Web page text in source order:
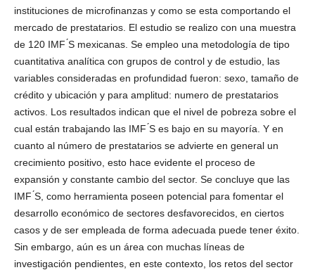
instituciones de microfinanzas y como se esta comportando el
mercado de prestatarios. El estudio se realizo con una muestra
de 120 IMF ́S mexicanas. Se empleo una metodología de tipo
cuantitativa analítica con grupos de control y de estudio, las
variables consideradas en profundidad fueron: sexo, tamaño de
crédito y ubicación y para amplitud: numero de prestatarios
activos. Los resultados indican que el nivel de pobreza sobre el
cual están trabajando las IMF ́S es bajo en su mayoría. Y en
cuanto al número de prestatarios se advierte en general un
crecimiento positivo, esto hace evidente el proceso de
expansión y constante cambio del sector. Se concluye que las
IMF ́S, como herramienta poseen potencial para fomentar el
desarrollo económico de sectores desfavorecidos, en ciertos
casos y de ser empleada de forma adecuada puede tener éxito.
Sin embargo, aún es un área con muchas líneas de
investigación pendientes, en este contexto, los retos del sector